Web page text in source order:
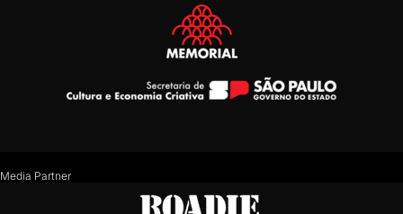
Media Partner